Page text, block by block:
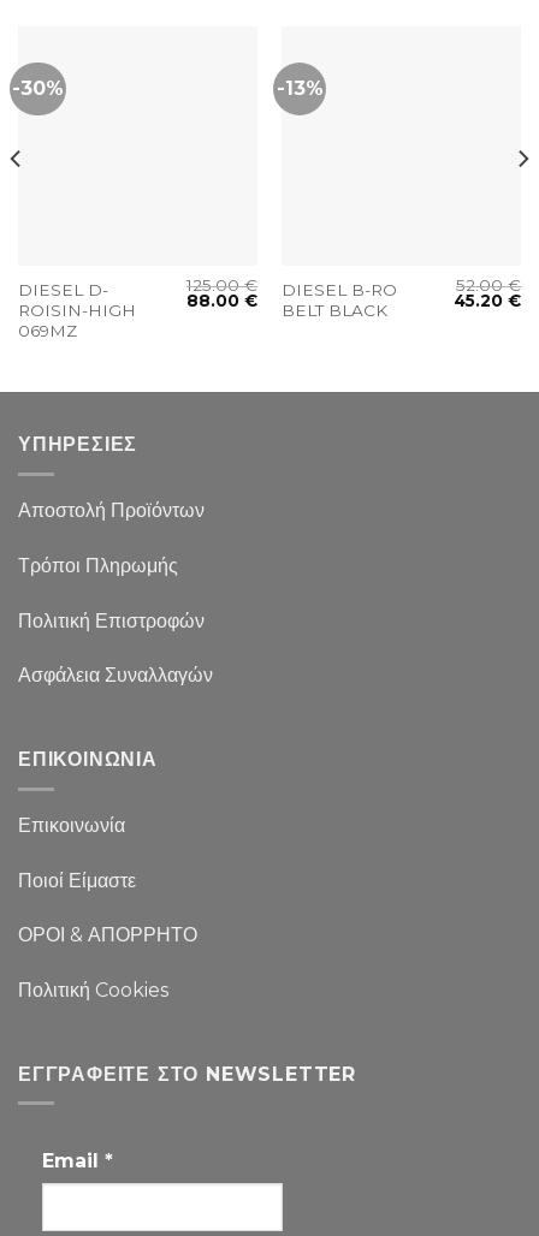
-30%
DIESEL D-
ROISIN-HIGH
069MZ
125.00€
88.00€
-13%
DIESEL B-RO
BELT BLACK
52.00€
45.20€
ΥΠΗΡΕΣΙΕΣ
Αποστολή Προϊόντων
Τρόποι Πληρωμής
Πολιτική Επιστροφών
Ασφάλεια Συναλλαγών
ΕΠΙΚΟΙΝΩΝΙΑ
Επικοινωνία
Ποιοί Είμαστε
ΟΡΟΙ & ΑΠΟΡΡΗΤΟ
Πολιτική Cookies
ΕΓΓΡΑΦΕΊΤΕ ΣΤΟ NEWSLETTER
Email *